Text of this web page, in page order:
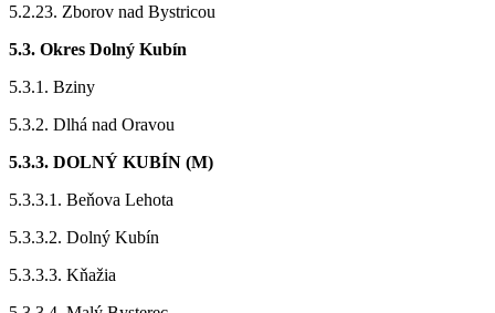
5.2.23. Zborov nad Bystricou
5.3. Okres Dolný Kubín
5.3.1. Bziny
5.3.2. Dlhá nad Oravou
5.3.3. DOLNÝ KUBÍN (M)
5.3.3.1. Beňova Lehota
5.3.3.2. Dolný Kubín
5.3.3.3. Kňažia